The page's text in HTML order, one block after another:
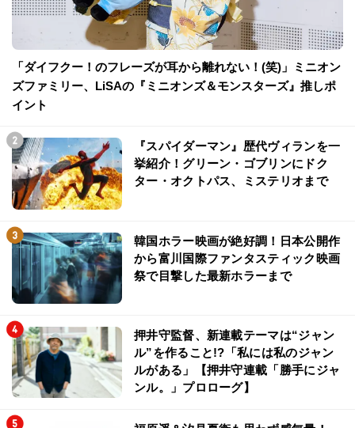
「ダイフクー！のフレーズが耳から離れない！(笑)」ミニオン
ズファミリー、LiSAの『ミニオンズ＆モンスターズ』推しポ
イント
『スパイダーマン』歴代ヴィランを一
挙紹介！グリーン・ゴブリンにドク
ター・オクトパス、ミステリオまで
韓国ホラー映画が絶好調！日本公開作
から富川国際ファンタスティック映画
祭で目撃した最新ホラーまで
押井守監督、新連載テーマは“ジャン
ル”を作ること!?「私には私のジャン
ルがある」【押井守連載「勝手にジャ
ンル。」プロローグ】